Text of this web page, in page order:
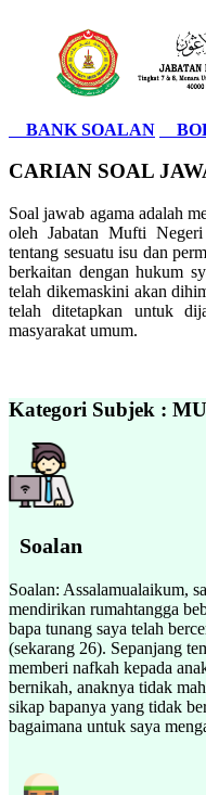
BANK SOALAN
CARIAN SOAL
Soal jawab agama adalah
oleh Jabatan Mufti
tentang sesuatu isu dan
berkaitan dengan hukum
telah dikemaskini akan
telah ditetapkan untuk
masyarakat umum.
Kategori Subjek :
Soalan
Soalan: Assalamualaikum,
mendirikan rumahtangga
bapa tunang saya telah
(sekarang 26). Sepanjang
memberi nafkah kepada
bernikah, anaknya tidak
sikap bapanya yang tidak
bagaimana untuk saya